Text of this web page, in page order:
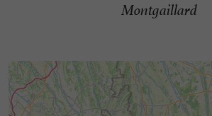
Montgaillard